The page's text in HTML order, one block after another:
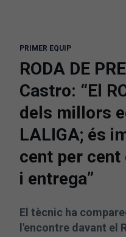
PRIMER EQUIP
RODA DE
Castro: “El
dels millors
LALIGA; és
cent per
i entrega”
El tècnic ha
l'encontre davant el